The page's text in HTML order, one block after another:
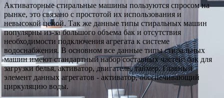
Активаторные стиральные машины пользуются спросом на
рынке, это связано с простотой их использования и
невысокой ценой. Так же данные типы стиральных машин
популярны из-за большого объема бак и отсутствия
необходимости подключения агрегата к системе
водоснабжения. В основном все данные типы стиральных
машин имеют стандартный набор составных частей: бак для
загрузки белья, активатор, двигатель, таймер. Главный
элемент данных агрегатов - активатор, обеспечивающий
циркуляцию воды.